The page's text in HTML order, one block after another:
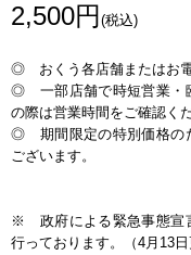
2,500円 (税込)
◎ おくう各店舗またはお
◎ 一部店舗で時短営業・
の際は営業時間をご確認くだ
◎ 期間限定の特別価格の
ございます。
※ 政府による緊急事態宣
行っております。（4月13日